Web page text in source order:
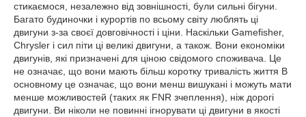
стикаємося, незалежно від зовнішності, були сильні бігуни.
Багато будиночки і курортів по всьому світу люблять ці
двигуни з-за своєї довговічності і ціни. Наскільки Gamefisher,
Chrysler і сил піти ці великі двигуни, а також. Вони економіки
двигунів, які призначені для ціною свідомого споживача. Це
не означає, що вони мають більш коротку тривалість життя В
основному це означає, що вони менш вишукані і можуть мати
менше можливостей (таких як FNR зчеплення), ніж дорогі
двигуни. Ви ніколи не повинні ігнорувати ці двигуни в якості